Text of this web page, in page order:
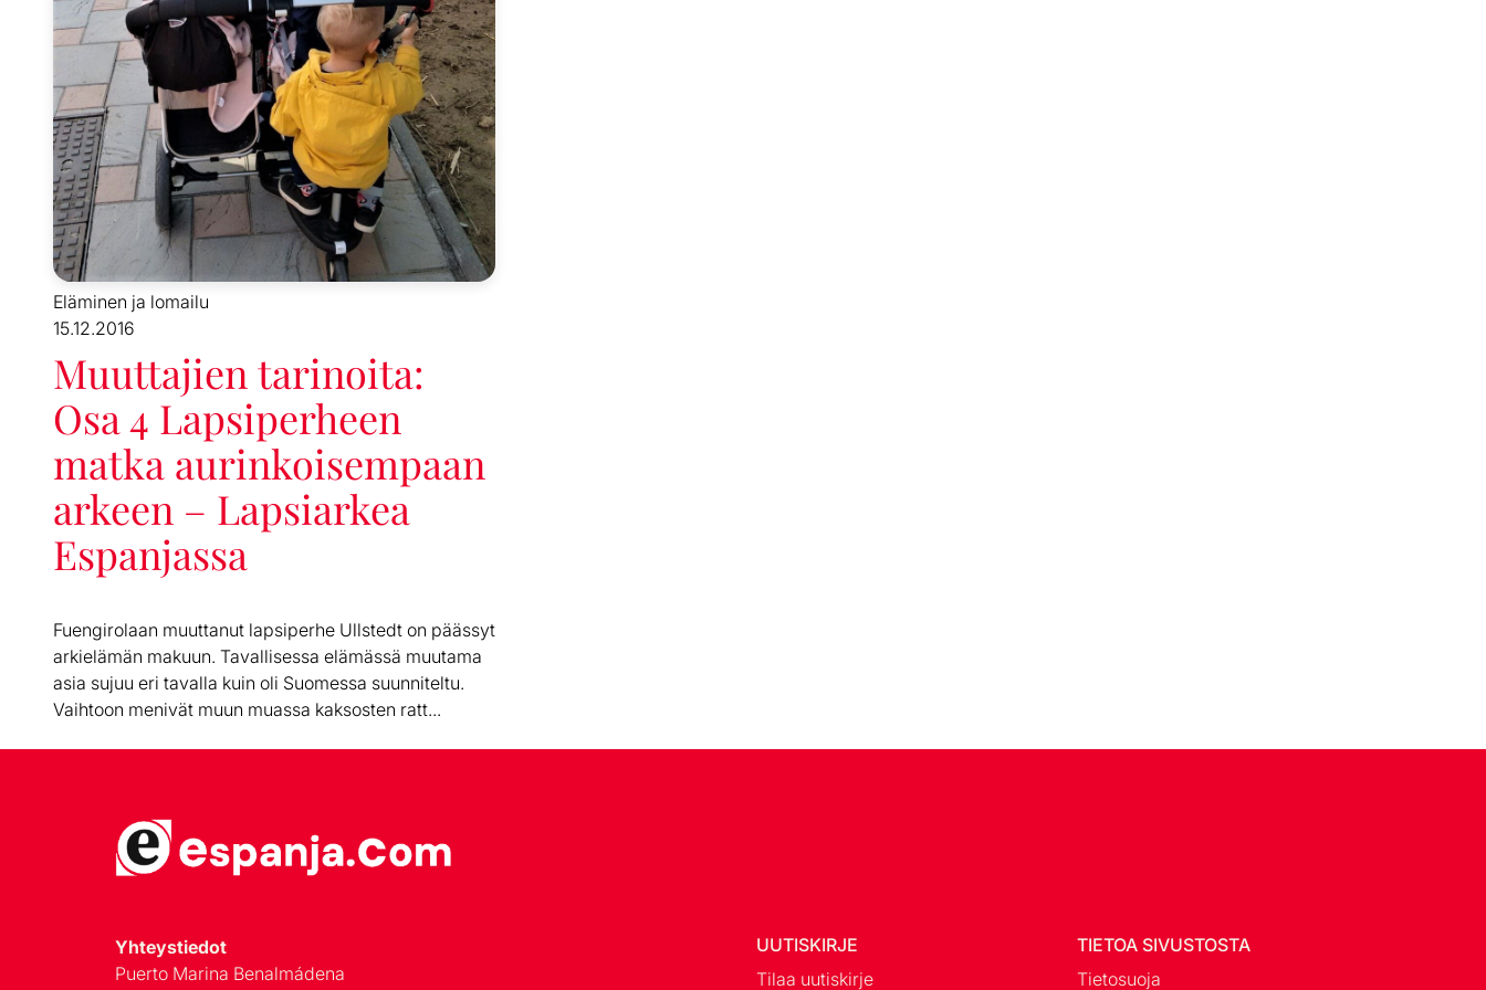
Eläminen ja lomailu
15.12.2016
Muuttajien tarinoita:
Osa 4 Lapsiperheen
matka aurinkoisempaan
arkeen – Lapsiarkea
Espanjassa
Fuengirolaan muuttanut lapsiperhe Ullstedt on päässyt
arkielämän makuun. Tavallisessa elämässä muutama
asia sujuu eri tavalla kuin oli Suomessa suunniteltu.
Vaihtoon menivät muun muassa kaksosten ratt...
Yhteystiedot
Puerto Marina Benalmádena
UUTISKIRJE
Tilaa uutiskirje
TIETOA SIVUSTOSTA
Tietosuoja